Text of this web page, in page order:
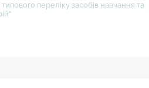
переліку засобів навчання та